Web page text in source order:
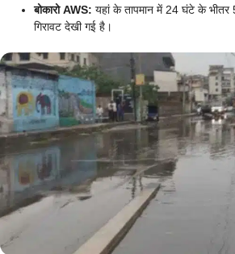
बोकारो AWS: यहां के तापमान में 24 घंटे के भीतर
गिरावट देखी गई है।